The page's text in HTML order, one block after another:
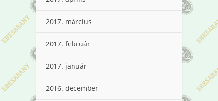
2017. március
2017. február
2017. január
2016. december